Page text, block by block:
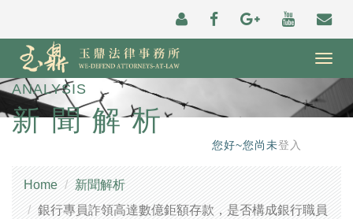
ANALYSIS
新聞解析
您好~您尚未登入
Home
新聞解析
銀行專員詐領高達數億鉅額存款，是否構成銀行職員